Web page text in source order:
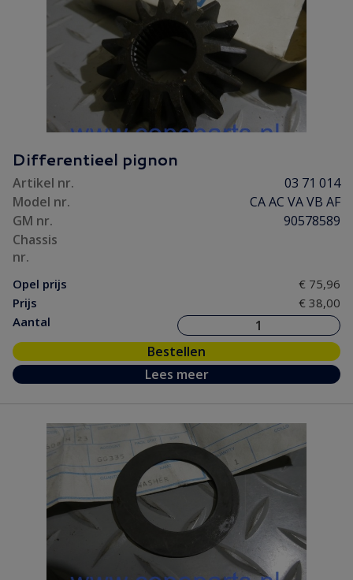
Differentieel pignon
Artikel nr.
03 71 014
Model nr.
CA AC VA VB AF
GM nr.
90578589
Chassis
nr.
Opel prijs
€ 75,96
Prijs
€ 38,00
Aantal
Bestellen
Lees meer